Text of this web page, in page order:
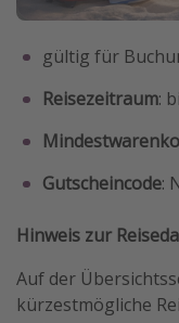
gültig für
Reisezeitraum:
Gutscheincode:
Hinweis zur
Auf der
kürzestmögliche